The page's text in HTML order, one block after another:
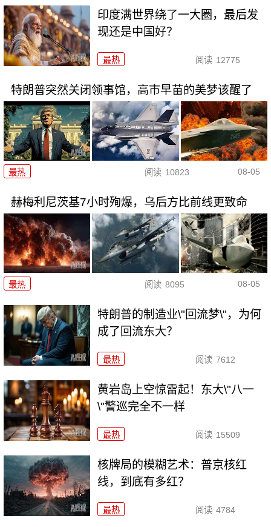
印度满世界绕了一大圈，最后发
现还是中国好？
最热 阅读 12775
特朗普突然关闭领事馆，高市早苗的美梦该醒了
最热 阅读 10823 08-05
赫梅利尼茨基7小时殉爆，乌后方比前线更致命
最热 阅读 8095 08-05
特朗普的制造业\"回流梦\"，为何
成了回流东大？
最热 阅读 7612
黄岩岛上空惊雷起！东大\"八一
\"警巡完全不一样
最热 阅读 15509
核牌局的模糊艺术：普京核红
线，到底有多红？
最热 阅读 4784